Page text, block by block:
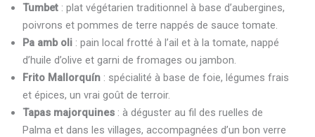
Tumbet: plat végétarien traditionnel à base d’aubergines,
poivrons et pommes de terre nappés de sauce tomate.
Pa amb oli: pain local frotté à l’ail et à la tomate, nappé
d’huile d’olive et garni de fromages ou jambon.
Frito Mallorquín: spécialité à base de foie, légumes frais
et épices, un vrai goût de terroir.
Tapas majorquines: à déguster au fil des ruelles de
Palma et dans les villages, accompagnées d’un bon verre